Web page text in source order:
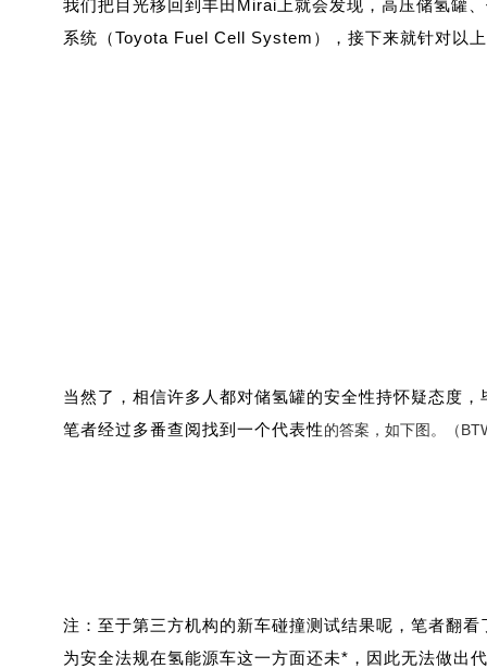
我们把目光移回到丰田Mirai上就会发现，高压储氢罐
系统（Toyota Fuel Cell System），接下来就针对以
当然了，相信许多人都对储氢罐的安全性持怀疑态度
笔者经过多番查阅找到一个代表性的答案，如下图。（
注：至于第三方机构的新车碰撞测试结果呢，笔者翻
为安全法规在氢能源车这一方面还未*，因此无法做出